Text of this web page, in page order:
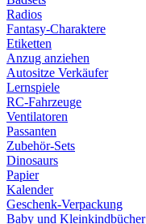
Radios
Fantasy-Charaktere
Etiketten
Anzug anziehen
Autositze Verkäufer
Lernspiele
RC-Fahrzeuge
Ventilatoren
Passanten
Zubehör-Sets
Dinosaurs
Papier
Kalender
Geschenk-Verpackung
Baby und Kleinkindbücher